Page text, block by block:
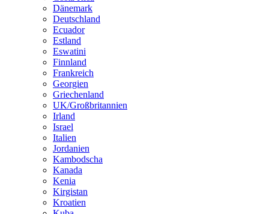
Dänemark
Deutschland
Ecuador
Estland
Eswatini
Finnland
Frankreich
Georgien
Griechenland
UK/Großbritannien
Irland
Israel
Italien
Jordanien
Kambodscha
Kanada
Kenia
Kirgistan
Kroatien